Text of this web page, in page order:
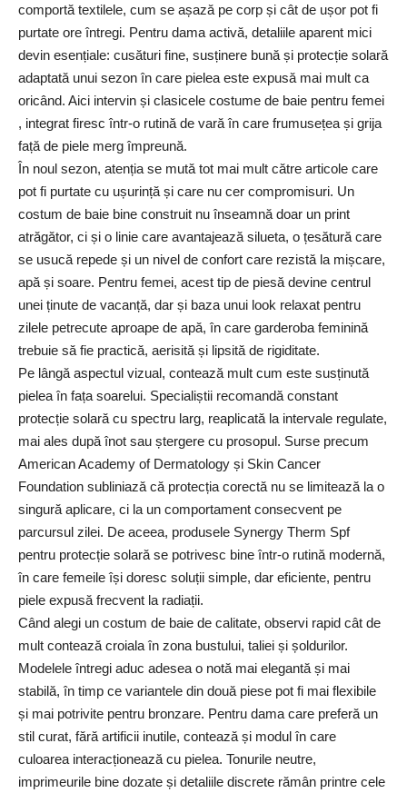
comportă textilele, cum se așază pe corp și cât de ușor pot fi
purtate ore întregi. Pentru dama activă, detaliile aparent mici
devin esențiale: cusături fine, susținere bună și protecție solară
adaptată unui sezon în care pielea este expusă mai mult ca
oricând. Aici intervin și clasicele costume de baie pentru femei
, integrat firesc într-o rutină de vară în care frumusețea și grija
față de piele merg împreună.
În noul sezon, atenția se mută tot mai mult către articole care
pot fi purtate cu ușurință și care nu cer compromisuri. Un
costum de baie bine construit nu înseamnă doar un print
atrăgător, ci și o linie care avantajează silueta, o țesătură care
se usucă repede și un nivel de confort care rezistă la mișcare,
apă și soare. Pentru femei, acest tip de piesă devine centrul
unei ținute de vacanță, dar și baza unui look relaxat pentru
zilele petrecute aproape de apă, în care garderoba feminină
trebuie să fie practică, aerisită și lipsită de rigiditate.
Pe lângă aspectul vizual, contează mult cum este susținută
pielea în fața soarelui. Specialiștii recomandă constant
protecție solară cu spectru larg, reaplicată la intervale regulate,
mai ales după înot sau ștergere cu prosopul. Surse precum
American Academy of Dermatology și Skin Cancer
Foundation subliniază că protecția corectă nu se limitează la o
singură aplicare, ci la un comportament consecvent pe
parcursul zilei. De aceea, produsele Synergy Therm Spf
pentru protecție solară se potrivesc bine într-o rutină modernă,
în care femeile își doresc soluții simple, dar eficiente, pentru
piele expusă frecvent la radiații.
Când alegi un costum de baie de calitate, observi rapid cât de
mult contează croiala în zona bustului, taliei și șoldurilor.
Modelele întregi aduc adesea o notă mai elegantă și mai
stabilă, în timp ce variantele din două piese pot fi mai flexibile
și mai potrivite pentru bronzare. Pentru dama care preferă un
stil curat, fără artificii inutile, contează și modul în care
culoarea interacționează cu pielea. Tonurile neutre,
imprimeurile bine dozate și detaliile discrete rămân printre cele